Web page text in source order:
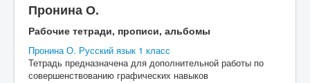
Пронина О.
Рабочие тетради, прописи, альбомы
Пронина О. Русский язык 1 класс
Тетрадь предназначена для дополнительной работы по
совершенствованию графических навыков